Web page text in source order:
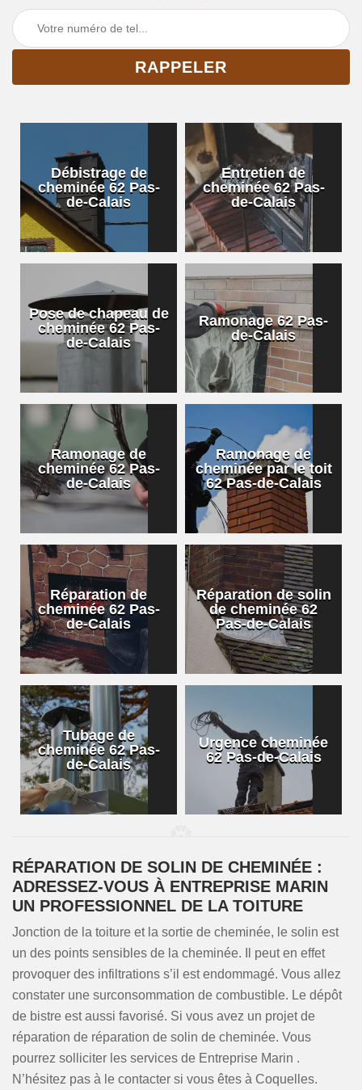
Débistrage de
cheminée 62 Pas-
de-Calais
Entretien de
cheminée 62 Pas-
de-Calais
Pose de chapeau de
cheminée 62 Pas-
de-Calais
Ramonage 62 Pas-
de-Calais
Ramonage de
cheminée 62 Pas-
de-Calais
Ramonage de
cheminée par le toit
62 Pas-de-Calais
Réparation de
cheminée 62 Pas-
de-Calais
Réparation de solin
de cheminée 62
Pas-de-Calais
Tubage de
cheminée 62 Pas-
de-Calais
Urgence cheminée
62 Pas-de-Calais
RÉPARATION DE SOLIN DE CHEMINÉE :
ADRESSEZ-VOUS À ENTREPRISE MARIN
UN PROFESSIONNEL DE LA TOITURE
Jonction de la toiture et la sortie de cheminée, le solin est
un des points sensibles de la cheminée. Il peut en effet
provoquer des infiltrations s’il est endommagé. Vous allez
constater une surconsommation de combustible. Le dépôt
de bistre est aussi favorisé. Si vous avez un projet de
réparation de réparation de solin de cheminée. Vous
pourrez solliciter les services de Entreprise Marin .
N’hésitez pas à le contacter si vous êtes à Coquelles.